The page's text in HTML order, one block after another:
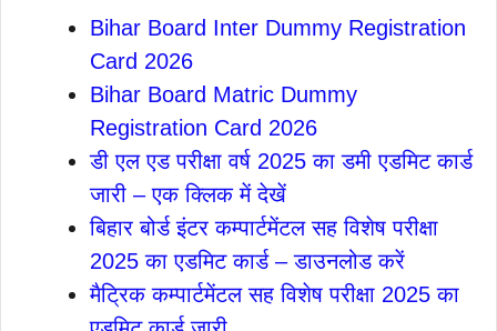
Bihar Board Inter Dummy Registration
Card 2026
Bihar Board Matric Dummy
Registration Card 2026
डी एल एड परीक्षा वर्ष 2025 का डमी एडमिट कार्ड
जारी – एक क्लिक में देखें
बिहार बोर्ड इंटर कम्पार्टमेंटल सह विशेष परीक्षा
2025 का एडमिट कार्ड – डाउनलोड करें
मैट्रिक कम्पार्टमेंटल सह विशेष परीक्षा 2025 का